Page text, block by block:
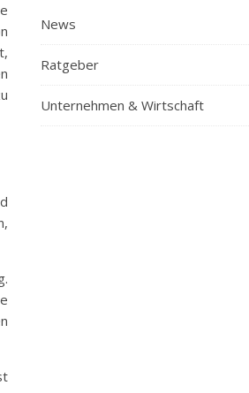
News
Ratgeber
Unternehmen & Wirtschaft